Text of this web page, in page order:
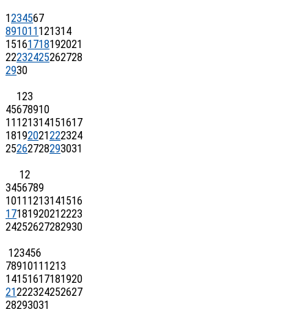
1234567
891011 121314
15161718192021
22232425262728
2930
123
45678910
11 121314151617
18192021222324
25262728293031
12
3456789
1011 1213141516
17181920212223
24252627282930
123456
7891011 1213
14151617181920
21222324252627
28293031